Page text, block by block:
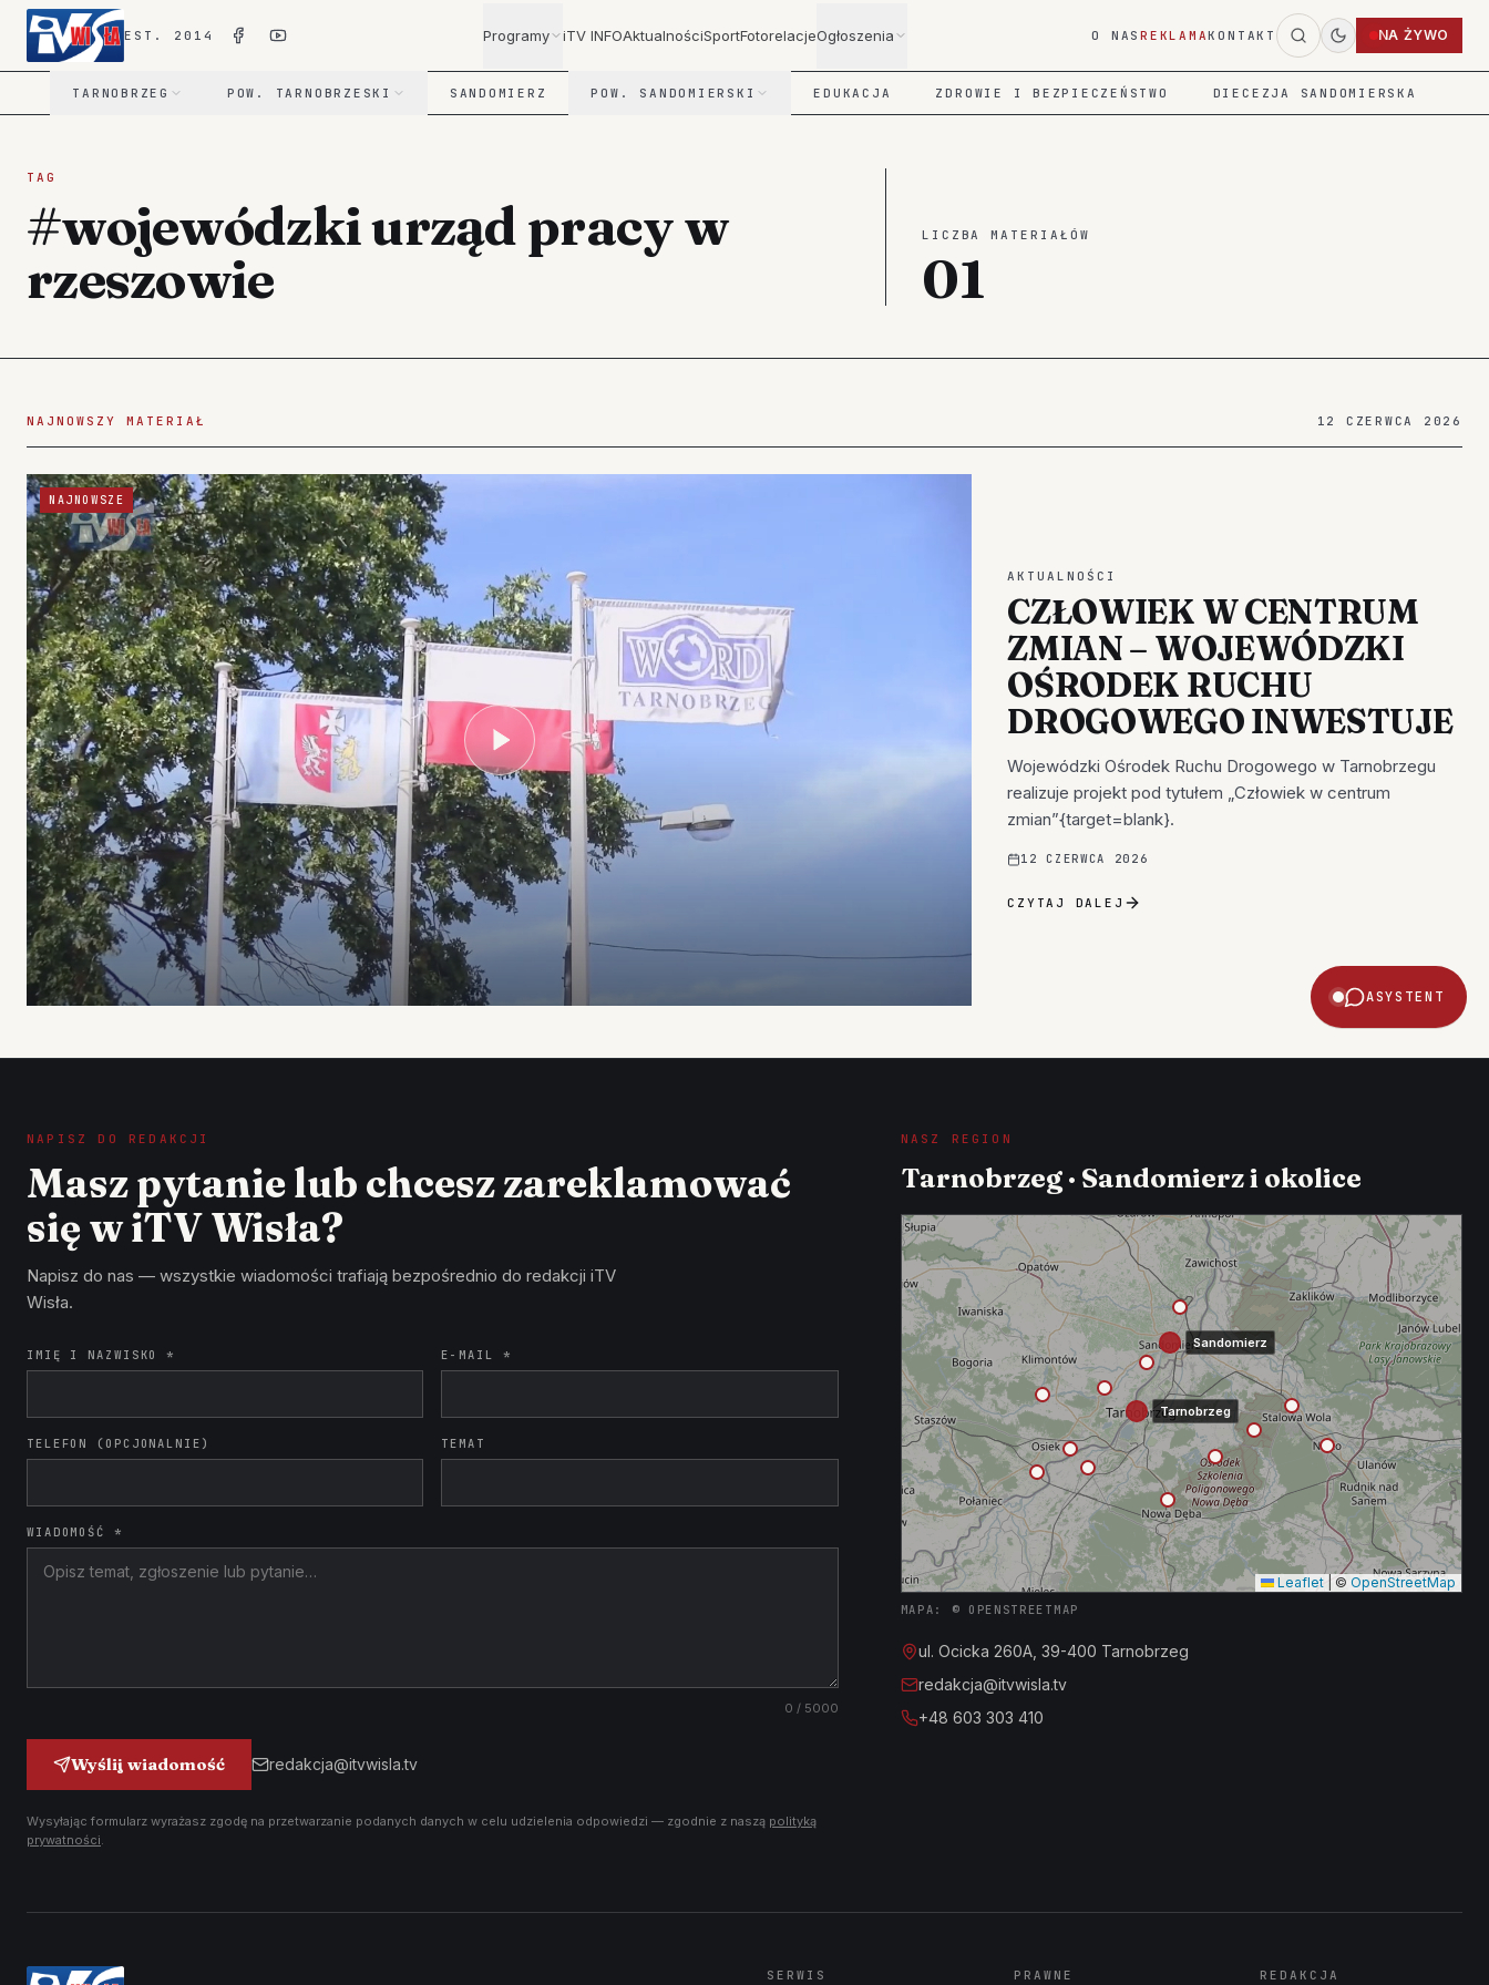
ASYSTENT
EST. 2014 Programy iTV INFOAktualnościSportFotorelacjeOgłoszenia O NASREKLAMAKONTAKT NA ŻYWO
TARNOBRZEG POW. TARNOBRZESKI SANDOMIERZ POW. SANDOMIERSKI EDUKACJA ZDROWIE I BEZPIECZEŃSTWO DIECEZJA SANDOMIERSKA
TAG
#wojewódzki urząd pracy w
rzeszowie
LICZBA MATERIAŁÓW
01
NAJNOWSZY MATERIAŁ 12 CZERWCA 2026
NAJNOWSZE
AKTUALNOŚCI
CZŁOWIEK W CENTRUM
ZMIAN – WOJEWÓDZKI
OŚRODEK RUCHU
DROGOWEGO INWESTUJE
Wojewódzki Ośrodek Ruchu Drogowego w Tarnobrzegu
realizuje projekt pod tytułem „Człowiek w centrum
zmian”{target=blank}.
12 CZERWCA 2026
CZYTAJ DALEJ
NAPISZ DO REDAKCJI
Masz pytanie lub chcesz zareklamować
się w iTV Wisła?
Napisz do nas — wszystkie wiadomości trafiają bezpośrednio do redakcji iTV
Wisła.
IMIĘ I NAZWISKO * E-MAIL *
TELEFON (OPCJONALNIE) TEMAT
WIADOMOŚĆ *
0 / 5000
Wyślij wiadomość redakcja@itvwisla.tv
Wysyłając formularz wyrażasz zgodę na przetwarzanie podanych danych w celu udzielenia odpowiedzi — zgodnie z naszą polityką
prywatności.
NASZ REGION
Tarnobrzeg · Sandomierz i okolice
Tarnobrzeg
Sandomierz
Leaflet © OpenStreetMap
MAPA: © OPENSTREETMAP
ul. Ocicka 260A, 39-400 Tarnobrzeg
redakcja@itvwisla.tv
+48 603 303 410
SERWIS PRAWNE REDAKCJA